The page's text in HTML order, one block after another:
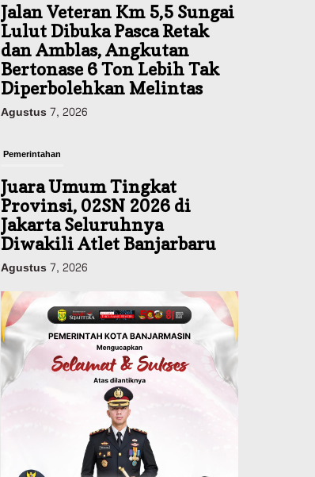
Jalan Veteran Km 5,5 Sungai
Lulut Dibuka Pasca Retak
dan Amblas, Angkutan
Bertonase 6 Ton Lebih Tak
Diperbolehkan Melintas
Agustus 7, 2026
Pemerintahan
Juara Umum Tingkat
Provinsi, 02SN 2026 di
Jakarta Seluruhnya
Diwakili Atlet Banjarbaru
Agustus 7, 2026
Headline Investasi & Keuangan
KUA-PPAS 2027 Banjarbaru
Defisit 170 Miliar,
Pendapatan 1,2 Triliun
Belanja 1,37 Triliun, Tutup
Kekurangan dari SiLPA
Agustus 7, 2026